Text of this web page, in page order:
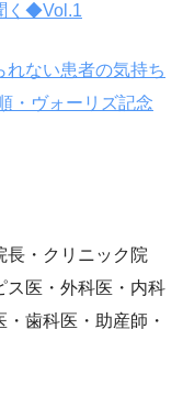
く◆Vol.1
れない患者の気持ち
・ヴォーリズ記念
長・クリニック院
ス医・外科医・内科
歯科医・助産師・